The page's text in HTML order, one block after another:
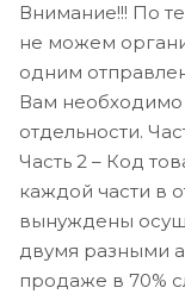
Внимание!!! По
не можем
одним
Вам необходимо
отдельности.
Часть 2 – Код
каждой части в
вынуждены
двумя разными
продаже в 70%